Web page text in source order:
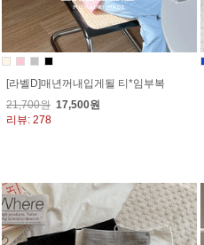
[라벨D]매년꺼내입게될 티*임부복
21,700원 17,500원
리뷰: 278